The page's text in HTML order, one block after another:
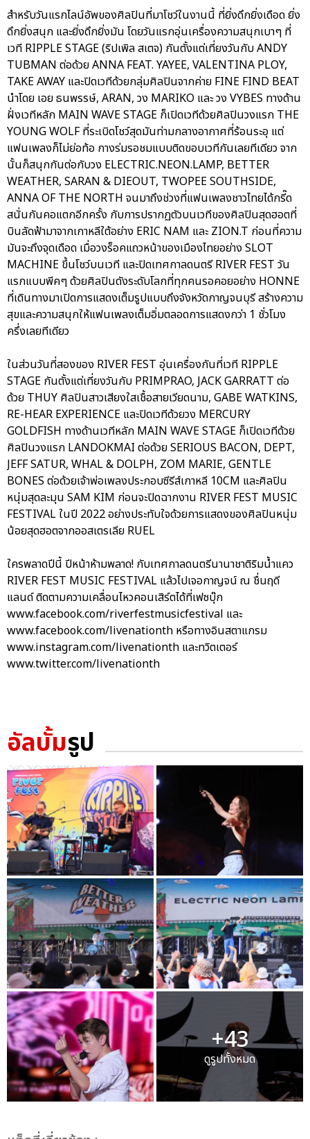
สำหรับวันแรกไลน์อัพของศิลปินที่มาโชว์ในงานนี้ ที่ยิ่งดึกยิ่งเดือด ยิ่ง
ดึกยิ่งสนุก และยิ่งดึกยิ่งมัน โดยวันแรกอุ่นเครื่องความสนุกเบาๆ ที่
เวที RIPPLE STAGE (ริปเพิล สเตจ) กันตั้งแต่เที่ยงวันกับ ANDY
TUBMAN ต่อด้วย ANNA FEAT. YAYEE, VALENTINA PLOY,
TAKE AWAY และปิดเวทีด้วยกลุ่มศิลปินจากค่าย FINE FIND BEAT
นำโดย เอย ธนพรรษ์, ARAN, วง MARIKO และ วง VYBES ทางด้าน
ฝั่งเวทีหลัก MAIN WAVE STAGE ก็เปิดเวทีด้วยศิลปินวงแรก THE
YOUNG WOLF ที่ระเบิดโชว์สุดมันท่ามกลางอากาศที่ร้อนระอุ แต่
แฟนเพลงก็ไม่ย่อท้อ กางร่มรอชมแบบติดขอบเวทีกันเลยทีเดียว จาก
นั้นก็สนุกกันต่อกับวง ELECTRIC.NEON.LAMP, BETTER
WEATHER, SARAN & DIEOUT, TWOPEE SOUTHSIDE,
ANNA OF THE NORTH จนมาถึงช่วงที่แฟนเพลงชาวไทยได้กรี๊ด
สนั่นกันคอแตกอีกครั้ง กับการปรากฏตัวบนเวทีของศิลปินสุดฮอตที่
บินลัดฟ้ามาจากเกาหลีใต้อย่าง ERIC NAM และ ZION.T ก่อนที่ความ
มันจะถึงจุดเดือด เมื่อวงร็อคแถวหน้าของเมืองไทยอย่าง SLOT
MACHINE ขึ้นโชว์บนเวที และปิดเทศกาลดนตรี RIVER FEST วัน
แรกแบบพีคๆ ด้วยศิลปินดังระดับโลกที่ทุกคนรอคอยอย่าง HONNE
ที่เดินทางมาเปิดการแสดงเต็มรูปแบบถึงจังหวัดกาญจนบุรี สร้างความ
สุขและความสนุกให้แฟนเพลงเต็มอิ่มตลอดการแสดงกว่า 1 ชั่วโมง
ครึ่งเลยทีเดียว
ในส่วนวันที่สองของ RIVER FEST อุ่นเครื่องกันที่เวที RIPPLE
STAGE กันตั้งแต่เที่ยงวันกับ PRIMPRAO, JACK GARRATT ต่อ
ด้วย THUY ศิลปินสาวเสียงใสเชื้อสายเวียดนาม, GABE WATKINS,
RE-HEAR EXPERIENCE และปิดเวทีด้วยวง MERCURY
GOLDFISH ทางด้านเวทีหลัก MAIN WAVE STAGE ก็เปิดเวทีด้วย
ศิลปินวงแรก LANDOKMAI ต่อด้วย SERIOUS BACON, DEPT,
JEFF SATUR, WHAL & DOLPH, ZOM MARIE, GENTLE
BONES ต่อด้วยเจ้าพ่อเพลงประกอบซีรีส์เกาหลี 10CM และศิลปิน
หนุ่มสุดละมุน SAM KIM ก่อนจะปิดฉากงาน RIVER FEST MUSIC
FESTIVAL ในปี 2022 อย่างประทับใจด้วยการแสดงของศิลปินหนุ่ม
น้อยสุดฮอตจากออสเตรเลีย RUEL
ใครพลาดปีนี้ ปีหน้าห้ามพลาด! กับเทศกาลดนตรีนานาชาติริมน้ำแคว
RIVER FEST MUSIC FESTIVAL แล้วไปเจอกาญจน์ ณ ชื่นฤดี
แลนด์ ติดตามความเคลื่อนไหวคอนเสิร์ตได้ที่เฟซบุ๊ก
www.facebook.com/riverfestmusicfestival และ
www.facebook.com/livenationth หรือทางอินสตาแกรม
www.instagram.com/livenationth และทวิตเตอร์
www.twitter.com/livenationth
อัลบั้มรูป
+43
ดูรูปทั้งหมด